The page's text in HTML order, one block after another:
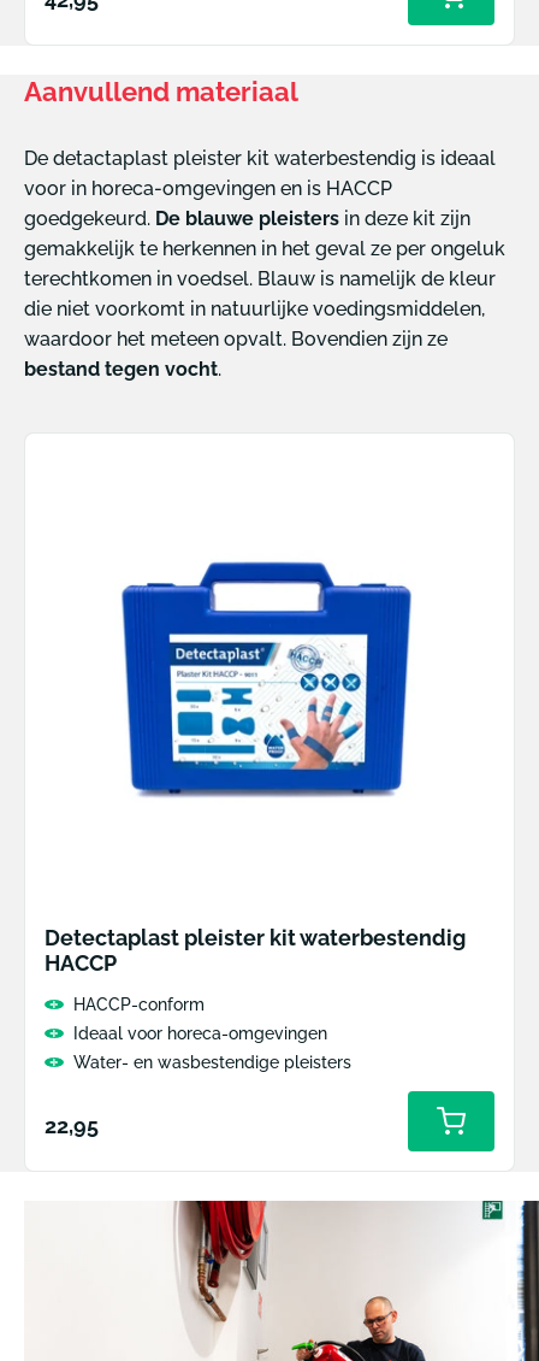
Aanvullend materiaal
De detactaplast pleister kit waterbestendig is ideaal
voor in horeca-omgevingen en is HACCP
goedgekeurd. De blauwe pleisters in deze kit zijn
gemakkelijk te herkennen in het geval ze per ongeluk
terechtkomen in voedsel. Blauw is namelijk de kleur
die niet voorkomt in natuurlijke voedingsmiddelen,
waardoor het meteen opvalt. Bovendien zijn ze
bestand tegen vocht.
Detectaplast pleister kit waterbestendig
HACCP
HACCP-conform
Ideaal voor horeca-omgevingen
Water- en wasbestendige pleisters
Normale
22,95